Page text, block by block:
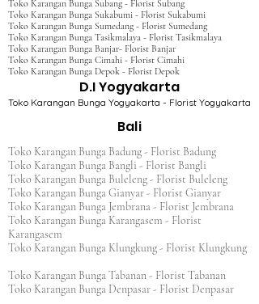
Toko Karangan Bunga Subang - Florist Subang
Toko Karangan Bunga Sukabumi - Florist Sukabumi
Toko Karangan Bunga Sumedang - Florist Sumedang
Toko Karangan Bunga Tasikmalaya - Florist Tasikmalaya
Toko Karangan Bunga Banjar- Florist Banjar
Toko Karangan Bunga Cimahi - Florist Cimahi
Toko Karangan Bunga Depok - Florist Depok
D.I Yogyakarta
Toko Karangan Bunga Yogyakarta - Florist Yogyakarta
Bali
Toko Karangan Bunga Badung - Florist Badung
Toko Karangan Bunga Bangli - Florist Bangli
Toko Karangan Bunga Buleleng - Florist Buleleng
Toko Karangan Bunga Gianyar - Florist Gianyar
Toko Karangan Bunga Jembrana - Florist Jembrana
Toko Karangan Bunga Karangasem - Florist
Karangasem
Toko Karangan Bunga Klungkung - Florist Klungkung
Toko Karangan Bunga Tabanan - Florist Tabanan
Toko Karangan Bunga Denpasar - Florist Denpasar